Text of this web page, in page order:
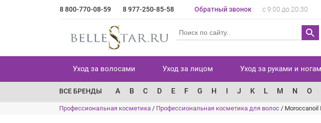
8 800-770-08-59 8 977-250-85-58 Обратный звонок с 9:00 до 20:30
Уход за волосами Уход за лицом Уход за руками и
ВСЕ БРЕНДЫ A B C D E F G H I J K L M N O
Профессиональная косметика / Профессиональная косметика для волос /